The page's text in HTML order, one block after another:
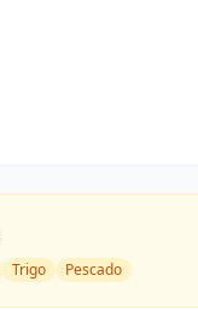
Trigo Pescado